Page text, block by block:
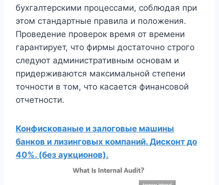
бухгалтерскими процессами, соблюдая при
этом стандартные правила и положения.
Проведение проверок время от времени
гарантирует, что фирмы достаточно строго
следуют административным основам и
придерживаются максимальной степени
точности в том, что касается финансовой
отчетности.
Конфискованые и залоговые машины
банков и лизинговых компаний. Дисконт до
40%. (без аукционов).